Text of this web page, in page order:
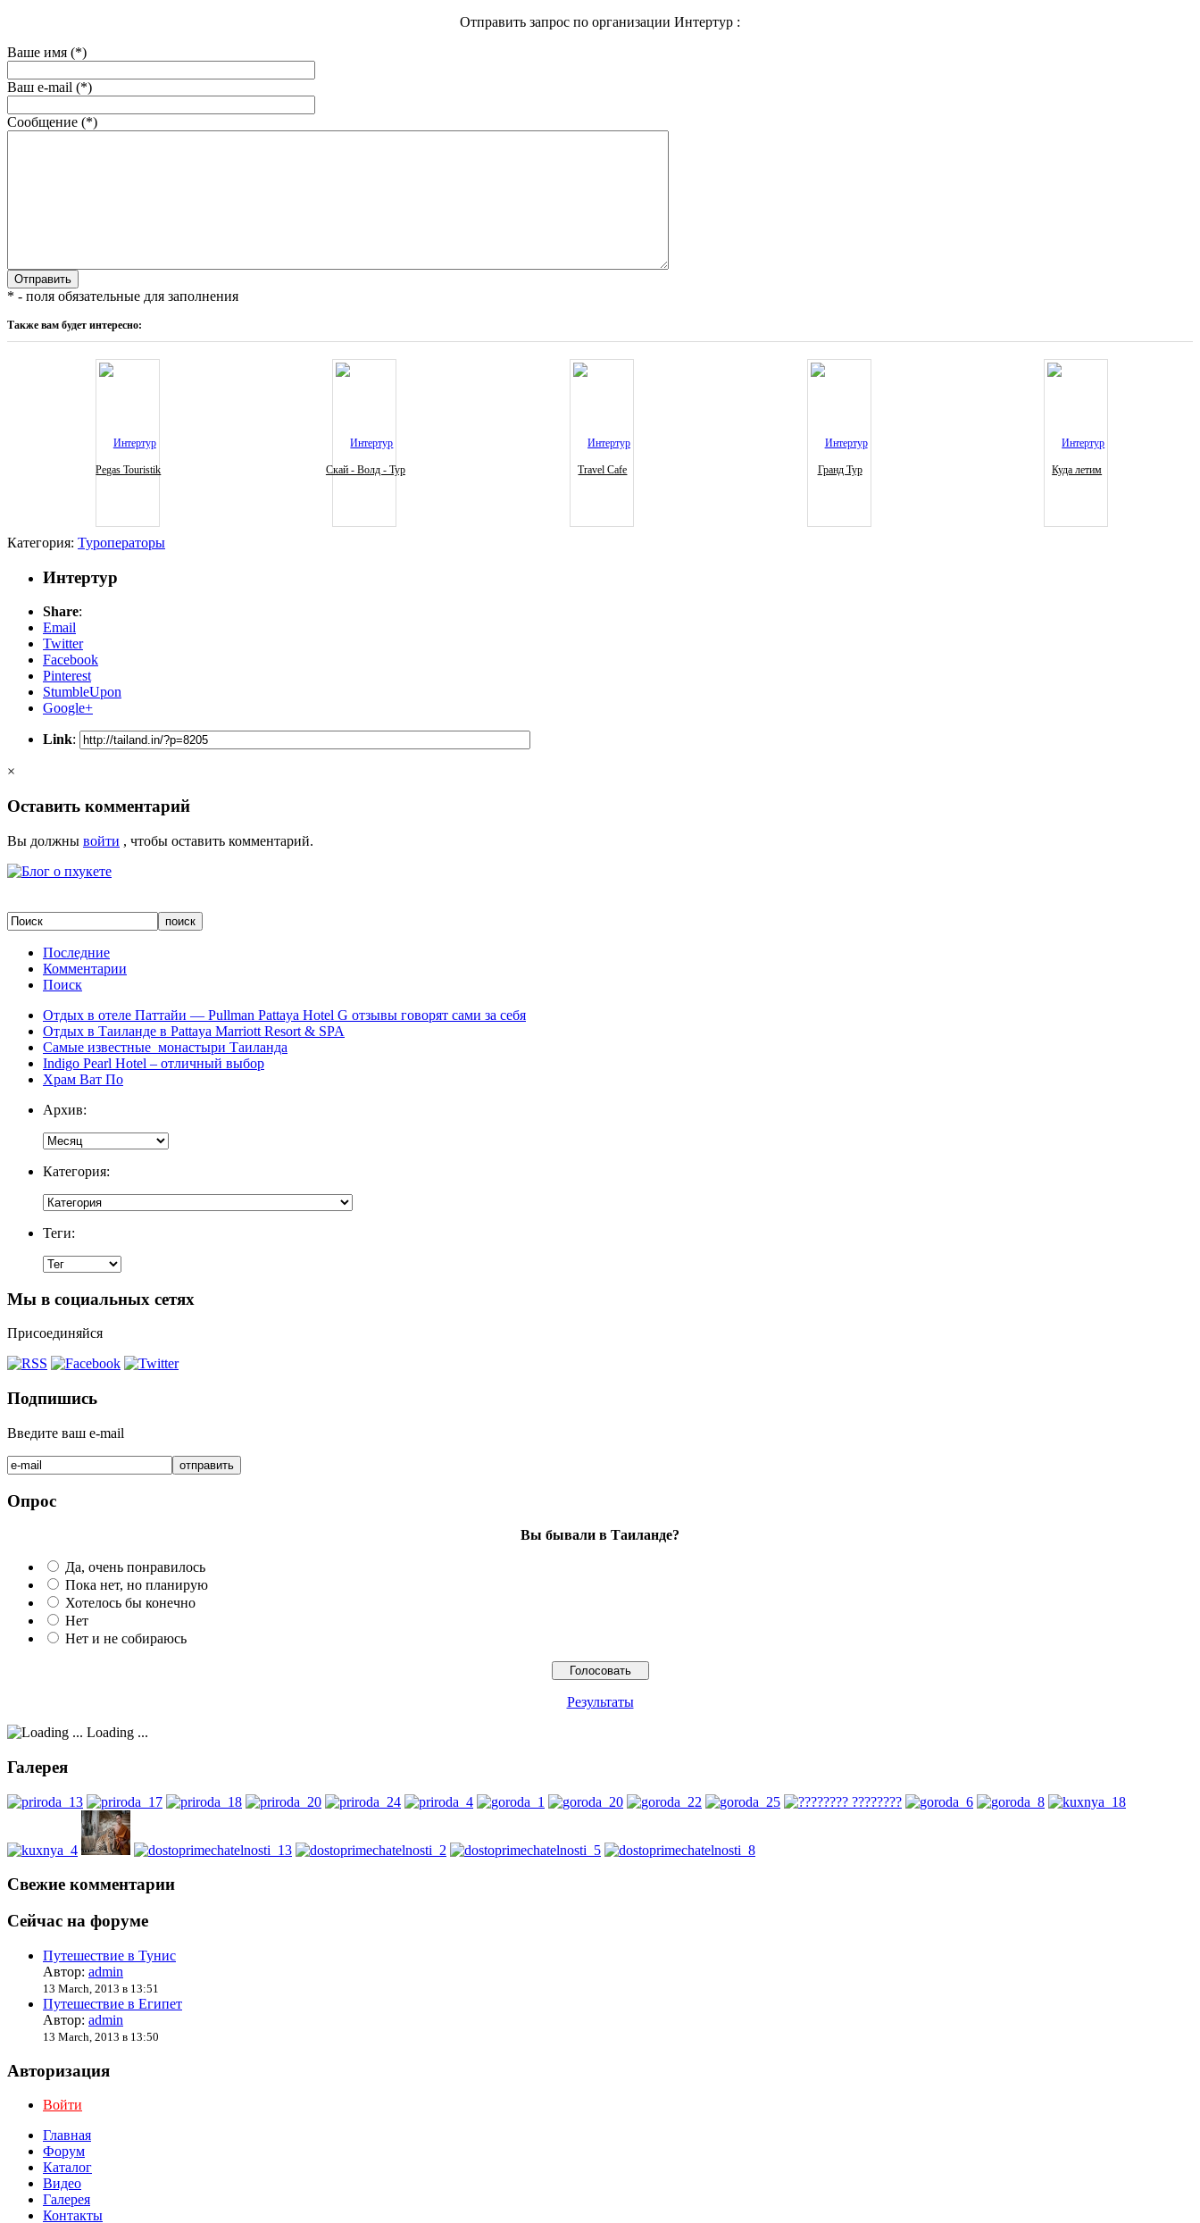
Отправить запрос по организации Интертур :
Ваше имя (*)
Ваш e-mail (*)
Сообщение (*)
* - поля обязательные для заполнения
Также вам будет интересно:
Pegas Touristik Скай - Волд - Тур Travel Cafe Гранд Тур Куда летим
Категория: Туроператоры
Интертур
Share:
Email
Twitter
Facebook
Pinterest
StumbleUpon
Google+
Link:
×
Оставить комментарий
Вы должны войти , чтобы оставить комментарий.
Последние
Комментарии
Поиск
Отдых в отеле Паттайи — Pullman Pattaya Hotel G отзывы говорят сами за себя
Отдых в Таиланде в Pattaya Marriott Resort & SPA
Самые известные монастыри Таиланда
Indigo Pearl Hotel – отличный выбор
Храм Ват По
Архив:
Категория:
Теги:
Мы в социальных сетях
Присоединяйся
Подпишись
Введите ваш e-mail
Опрос
Вы бывали в Таиланде?
Да, очень понравилось
Пока нет, но планирую
Хотелось бы конечно
Нет
Нет и не собираюсь
Результаты
Loading ...
Галерея
Свежие комментарии
Сейчас на форуме
Путешествие в Тунис
Автор: admin
13 March, 2013 в 13:51
Путешествие в Египет
Автор: admin
13 March, 2013 в 13:50
Авторизация
Войти
Главная
Форум
Каталог
Видео
Галерея
Контакты